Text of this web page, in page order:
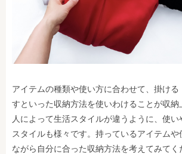
アイテムの種類や使い方に合わせて、掛ける
すといった収納方法を使いわけることが収納
人によって生活スタイルが違うように、使
スタイルも様々です。持っているアイテムや
ながら自分に合った収納方法を考えてみてく